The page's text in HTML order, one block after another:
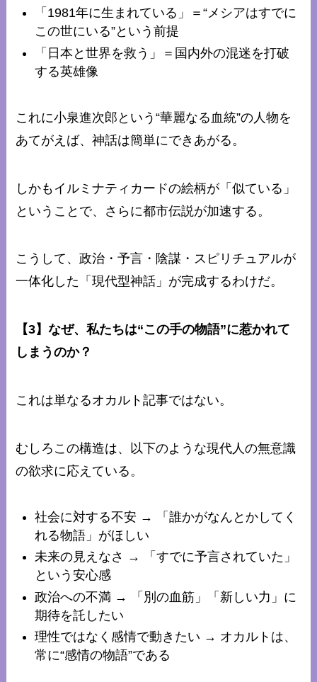
「1981年に生まれている」＝“メシアはすでに
この世にいる”という前提
「日本と世界を救う」＝国内外の混迷を打破
する英雄像
これに小泉進次郎という“華麗なる血統”の人物を
あてがえば、神話は簡単にできあがる。
しかもイルミナティカードの絵柄が「似ている」
ということで、さらに都市伝説が加速する。
こうして、政治・予言・陰謀・スピリチュアルが
一体化した「現代型神話」が完成するわけだ。
【3】なぜ、私たちは“この手の物語”に惹かれて
しまうのか？
これは単なるオカルト記事ではない。
むしろこの構造は、以下のような現代人の無意識
の欲求に応えている。
社会に対する不安 → 「誰かがなんとかしてく
れる物語」がほしい
未来の見えなさ → 「すでに予言されていた」
という安心感
政治への不満 → 「別の血筋」「新しい力」に
期待を託したい
理性ではなく感情で動きたい → オカルトは、
常に“感情の物語”である